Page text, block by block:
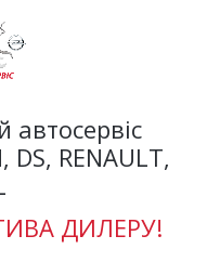
автосервіс
DS, RENAULT,
ДИЛЕРУ!